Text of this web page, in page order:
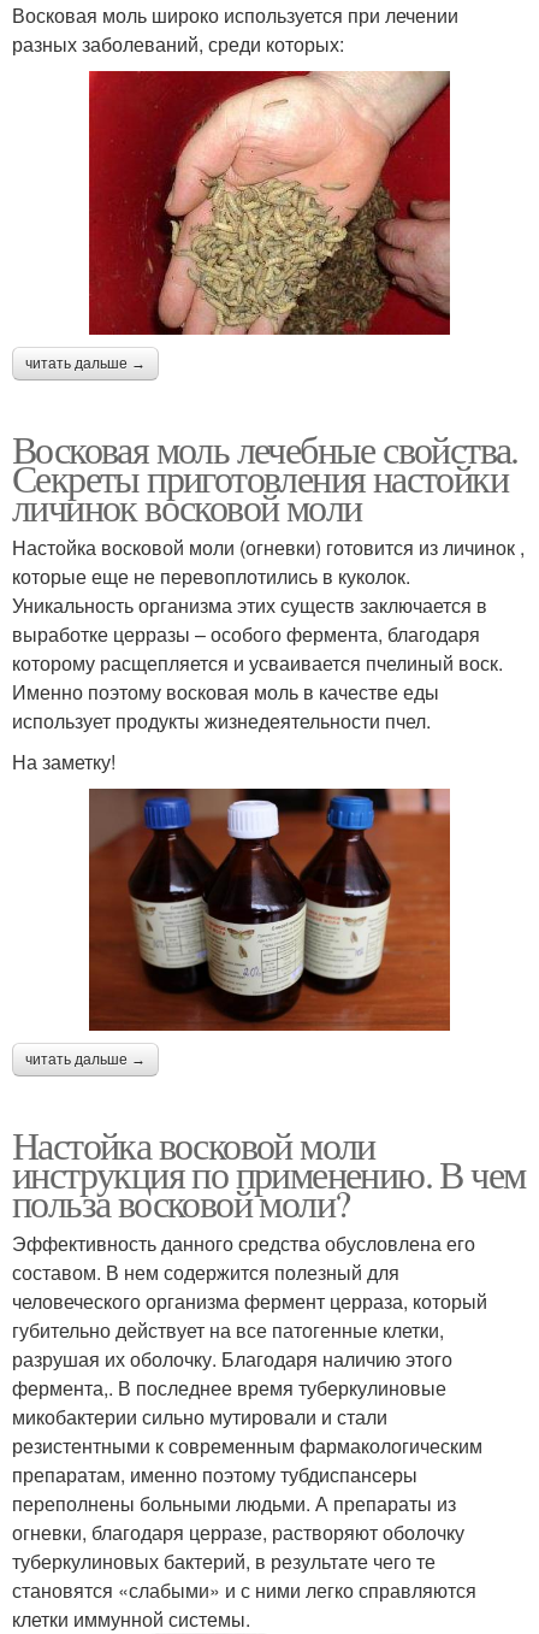
Восковая моль широко используется при лечении
разных заболеваний, среди которых:
читать дальше →
Восковая моль лечебные свойства.
Секреты приготовления настойки
личинок восковой моли
Настойка восковой моли (огневки) готовится из личинок ,
которые еще не перевоплотились в куколок.
Уникальность организма этих существ заключается в
выработке церразы – особого фермента, благодаря
которому расщепляется и усваивается пчелиный воск.
Именно поэтому восковая моль в качестве еды
использует продукты жизнедеятельности пчел.
На заметку!
читать дальше →
Настойка восковой моли
инструкция по применению. В чем
польза восковой моли?
Эффективность данного средства обусловлена его
составом. В нем содержится полезный для
человеческого организма фермент церраза, который
губительно действует на все патогенные клетки,
разрушая их оболочку. Благодаря наличию этого
фермента,. В последнее время туберкулиновые
микобактерии сильно мутировали и стали
резистентными к современным фармакологическим
препаратам, именно поэтому тубдиспансеры
переполнены больными людьми. А препараты из
огневки, благодаря церразе, растворяют оболочку
туберкулиновых бактерий, в результате чего те
становятся «слабыми» и с ними легко справляются
клетки иммунной системы.